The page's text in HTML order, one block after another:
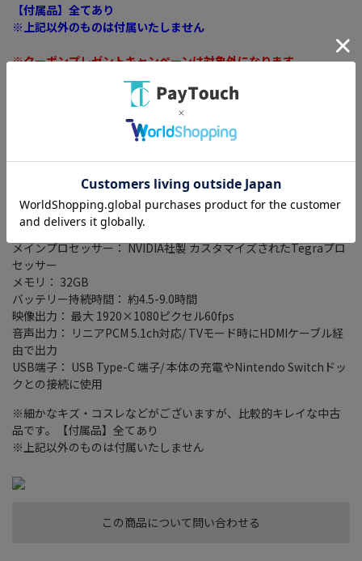
この商品について問い合わせる
【付属品】全てあり
※上記以外のものは付属いたしません
※クーポンプレゼントキャンペーンは対象外になります
※メーカーキャンペーン特典等はロットにより添付がない場合が
■セット内容
Nintendo Switch本体×1台
Nintendo Switchドッグ×1個
Joy-Con(L)ネオンブルー×1本、Joy-Con(R)ネオンレッド×1本
Joy-Conストラップ ブラック×2個
Joy-Conグリップ×1個
HDMIケーブル(1.5m)×1本
Nintendo Switch ACアダプター×1個
セーフティガイド×1枚
メインプロセッサー： NVIDIA社製 カスタマイズされたTegraプロ
セッサー
メモリ： 32GB
バッテリー持続時間： 約4.5-9.0時間
映像出力： 最大 1920×1080ピクセル60fps
音声出力： リニアPCM 5.1ch対応/ TVモード時にHDMIケーブル経
由で出力
USB端子： USB Type-C 端子/ 本体の充電やNintendo Switchドッ
クとの接続に使用
※細かなキズ・コスレなどがございますが、比較的キレイな中古
品です。【付属品】全てあり
※上記以外のものは付属いたしません